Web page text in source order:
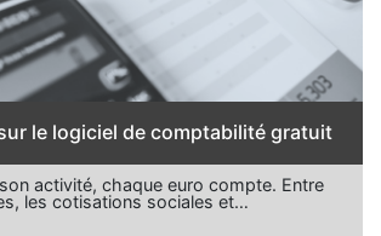
le logiciel de comptabilité gratuit
activité, chaque euro compte. Entre
les cotisations sociales et…